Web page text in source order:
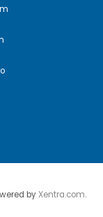
byXentra.com.